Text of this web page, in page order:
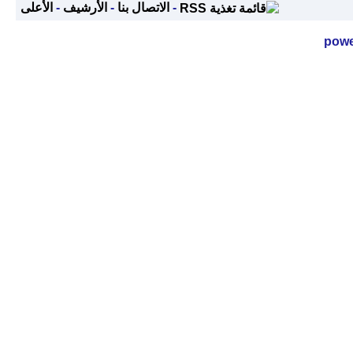
- الاتصال بنا - الأرشيف - الأعلى